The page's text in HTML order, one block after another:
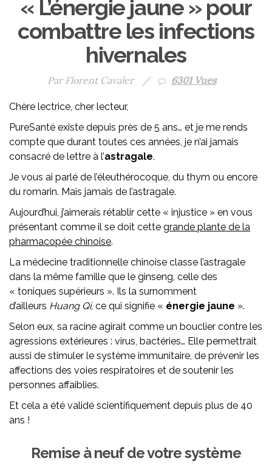
« L’énergie jaune » pour
combattre les infections
hivernales
Par Florent Cavaler / 6301 Vues
Chère lectrice, cher lecteur,
PureSanté existe depuis près de 5 ans… et je me rends
compte que durant toutes ces années, je n’ai jamais
consacré de lettre à l’astragale.
Je vous ai parlé de l’éleuthérocoque, du thym ou encore
du romarin. Mais jamais de l’astragale.
Aujourd’hui, j’aimerais rétablir cette « injustice » en vous
présentant comme il se doit cette grande plante de la
pharmacopée chinoise.
La médecine traditionnelle chinoise classe l’astragale
dans la même famille que le ginseng, celle des
« toniques supérieurs ». Ils la surnomment
d’ailleurs Huang Qi, ce qui signifie « énergie jaune ».
Selon eux, sa racine agirait comme un bouclier contre les
agressions extérieures : virus, bactéries… Elle permettrait
aussi de stimuler le système immunitaire, de prévenir les
affections des voies respiratoires et de soutenir les
personnes affaiblies.
Et cela a été validé scientifiquement depuis plus de 40
ans !
Remise à neuf de votre système